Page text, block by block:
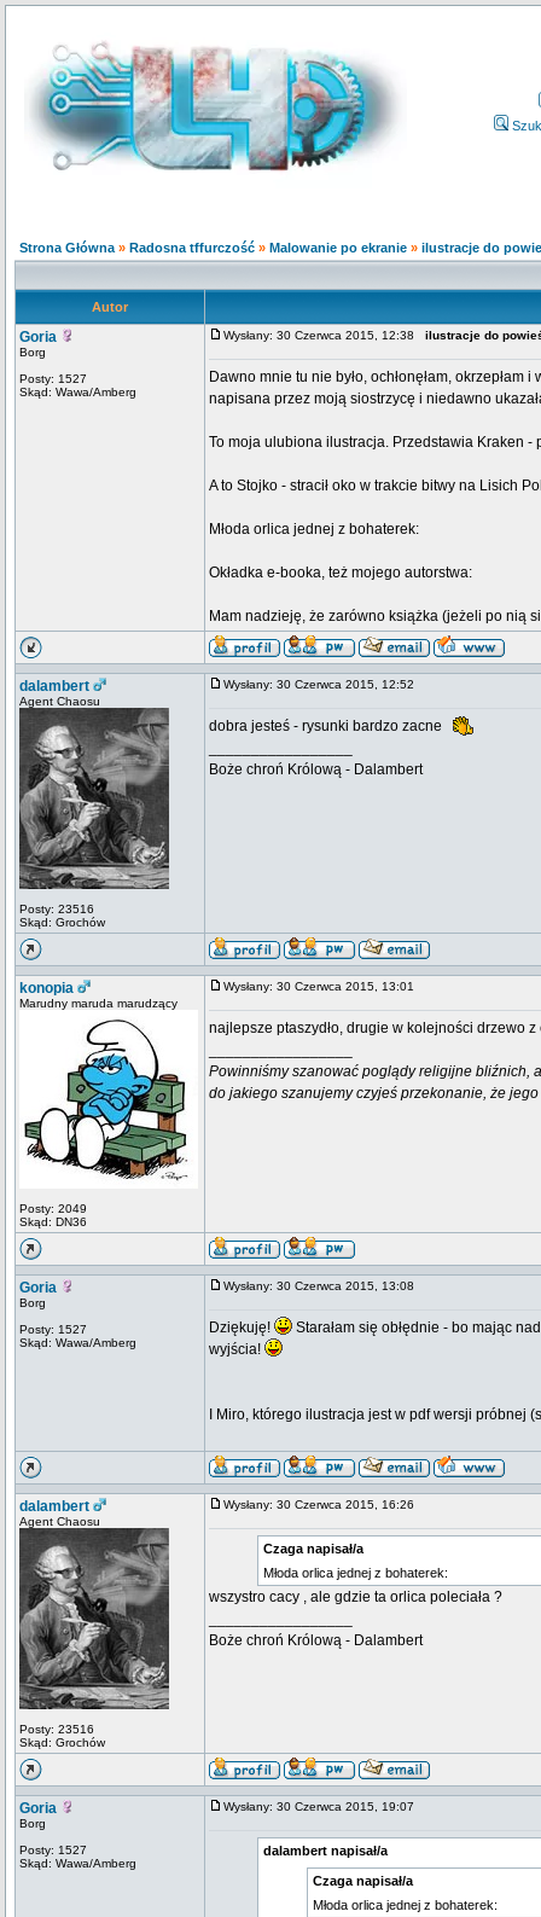
Strona Główna » Radosna tffurczość » Malowanie po ekranie » ilustracje do
Autor
Goria
Borg
Posty: 1527
Skąd: Wawa/Amberg
Wysłany: 30 Czerwca 2015, 12:38 ilustracje do
Dawno mnie tu nie było, ochłonęłam,
napisana przez moją siostrzycę i niedawno
To moja ulubiona ilustracja. Przedstawia Kraken -
A to Stojko - stracił oko w trakcie bitwy na Lisich
Młoda orlica jednej z bohaterek:
Okładka e-booka, też mojego autorstwa:
Mam nadzieję, że zarówno książka (jeżeli po nią
dalambert
Agent Chaosu
Posty: 23516
Skąd: Grochów
Wysłany: 30 Czerwca 2015, 12:52
dobra jesteś - rysunki bardzo zacne
Boże chroń Królową - Dalambert
konopia
Marudny maruda marudzący
Posty: 2049
Skąd: DN36
Wysłany: 30 Czerwca 2015, 13:01
najlepsze ptaszydło, drugie w kolejności drzewo z
Powinniśmy szanować poglądy religijne bliźnich,
do jakiego szanujemy czyjeś przekonanie, że
Goria
Borg
Posty: 1527
Skąd: Wawa/Amberg
Wysłany: 30 Czerwca 2015, 13:08
Dziękuję!
Starałam się obłędnie - bo mając
wyjścia!
I Miro, którego ilustracja jest w pdf wersji próbnej
dalambert
Agent Chaosu
Posty: 23516
Skąd: Grochów
Wysłany: 30 Czerwca 2015, 16:26
Czaga napisał/a
Młoda orlica jednej z bohaterek:
wszystro cacy , ale gdzie ta orlica poleciała ?
Boże chroń Królową - Dalambert
Goria
Borg
Posty: 1527
Skąd: Wawa/Amberg
Wysłany: 30 Czerwca 2015, 19:07
dalambert napisał/a
Czaga napisał/a
Młoda orlica jednej z bohaterek: